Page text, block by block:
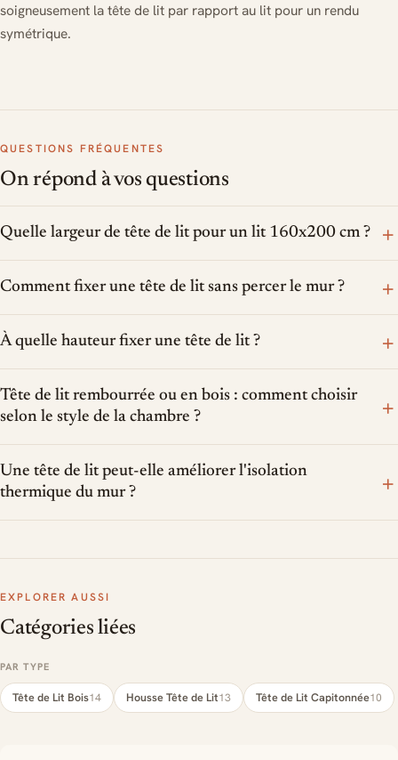
soigneusement la tête de lit par rapport au lit pour un rendu
symétrique.
QUESTIONS FRÉQUENTES
On répond à vos questions
Quelle largeur de tête de lit pour un lit 160x200 cm ? +
Comment fixer une tête de lit sans percer le mur ? +
À quelle hauteur fixer une tête de lit ? +
Tête de lit rembourrée ou en bois : comment choisir
selon le style de la chambre ?
+
Une tête de lit peut-elle améliorer l'isolation
thermique du mur ?
+
EXPLORER AUSSI
Catégories liées
PAR TYPE
Tête de Lit Bois14 Housse Tête de Lit13 Tête de Lit Capitonnée10